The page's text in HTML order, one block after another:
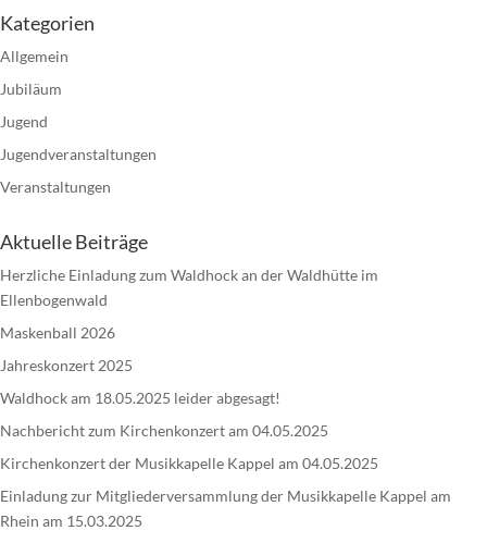
Kategorien
Allgemein
Jubiläum
Jugend
Jugendveranstaltungen
Veranstaltungen
Aktuelle Beiträge
Herzliche Einladung zum Waldhock an der Waldhütte im
Ellenbogenwald
Maskenball 2026
Jahreskonzert 2025
Waldhock am 18.05.2025 leider abgesagt!
Nachbericht zum Kirchenkonzert am 04.05.2025
Kirchenkonzert der Musikkapelle Kappel am 04.05.2025
Einladung zur Mitgliederversammlung der Musikkapelle Kappel am
Rhein am 15.03.2025